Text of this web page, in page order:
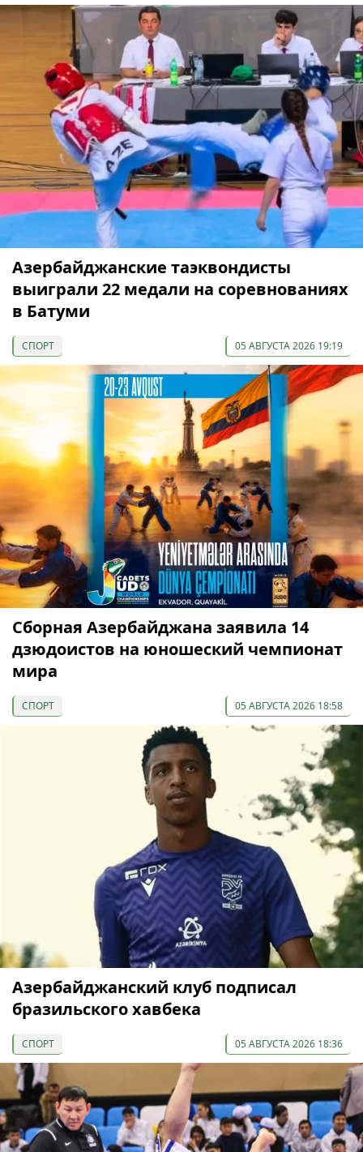
Азербайджанские таэквондисты
выиграли 22 медали на соревнованиях
в Батуми
СПОРТ 05 АВГУСТА 2026 19:19
Сборная Азербайджана заявила 14
дзюдоистов на юношеский чемпионат
мира
СПОРТ 05 АВГУСТА 2026 18:58
Азербайджанский клуб подписал
бразильского хавбека
СПОРТ 05 АВГУСТА 2026 18:36